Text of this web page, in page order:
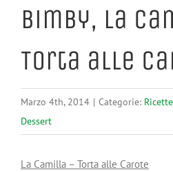
Bimby, La
Torta alle
Marzo 4th, 2014 | Categorie:
Dessert
La Camilla – Torta alle Carote